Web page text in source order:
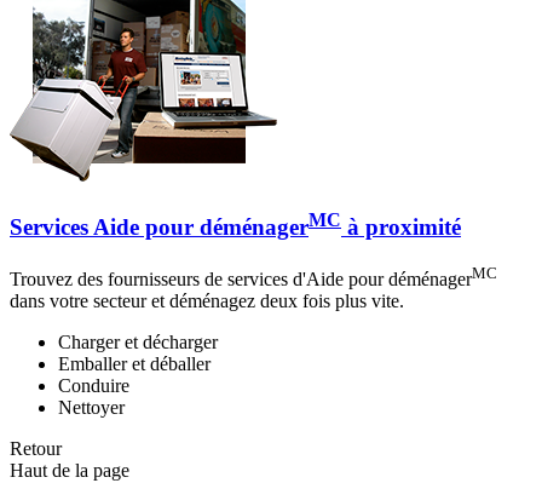
Services Aide pour déménagerMC à proximité
Trouvez des fournisseurs de services d'Aide pour déménagerMC
dans votre secteur et déménagez deux fois plus vite.
Charger et décharger
Emballer et déballer
Conduire
Nettoyer
Retour
Haut de la page